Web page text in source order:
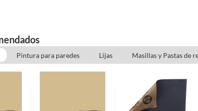
Pintura para paredes Lijas Masillas y Pastas de